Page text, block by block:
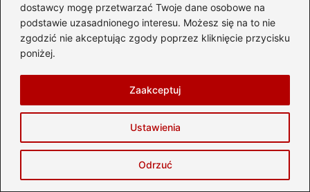
dostawcy mogę przetwarzać Twoje dane osobowe na
podstawie uzasadnionego interesu. Możesz się na to nie
zgodzić nie akceptując zgody poprzez kliknięcie przycisku
poniżej.
Ustawienia
Odrzuć
Zaakceptuj
Przy wyborze plecaka 40l warto zwrócić
uwagę na komfort noszenia, organizację
wnętrza, jakość materiałów oraz możliwość
testowania plecaka w praktyce w różnych
Plecak otwierany jak walizka, Idealny
plecak na podróż, Zalety plecaków 40l, Jak
wybrać plecak 40l, Funkcjonalność plecaka
40l.